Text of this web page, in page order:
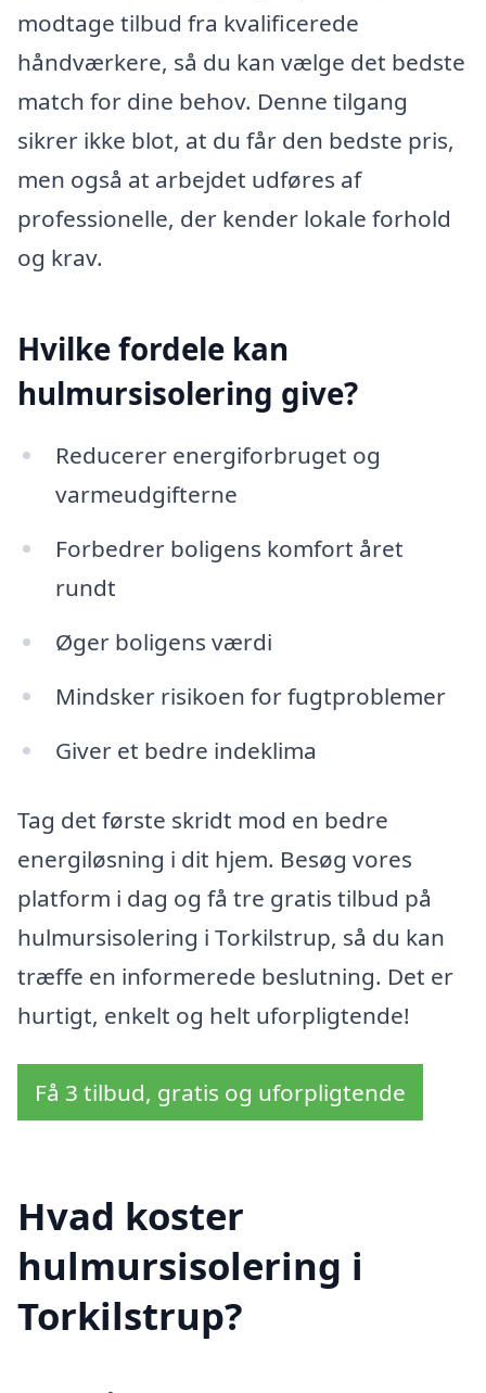
modtage tilbud fra kvalificerede
håndværkere, så du kan vælge det bedste
match for dine behov. Denne tilgang
sikrer ikke blot, at du får den bedste pris,
men også at arbejdet udføres af
professionelle, der kender lokale forhold
og krav.
Hvilke fordele kan
hulmursisolering give?
Reducerer energiforbruget og
varmeudgifterne
Forbedrer boligens komfort året
rundt
Øger boligens værdi
Mindsker risikoen for fugtproblemer
Giver et bedre indeklima
Tag det første skridt mod en bedre
energiløsning i dit hjem. Besøg vores
platform i dag og få tre gratis tilbud på
hulmursisolering i Torkilstrup, så du kan
træffe en informerede beslutning. Det er
hurtigt, enkelt og helt uforpligtende!
Få 3 tilbud, gratis og uforpligtende
Hvad koster
hulmursisolering i
Torkilstrup?